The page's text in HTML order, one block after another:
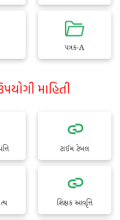
પત્રક-A
માહિતી
ટાઈમ ટેબલ
શિક્ષક આવૃત્તિ